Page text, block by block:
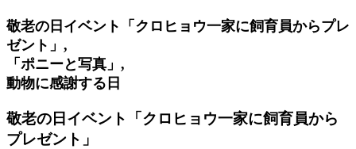
敬老の日イベント「クロヒョウ一家に飼育員からプレ
ゼント」,
「ポニーと写真」,
動物に感謝する日
敬老の日イベント「クロヒョウ一家に飼育員から
プレゼント」